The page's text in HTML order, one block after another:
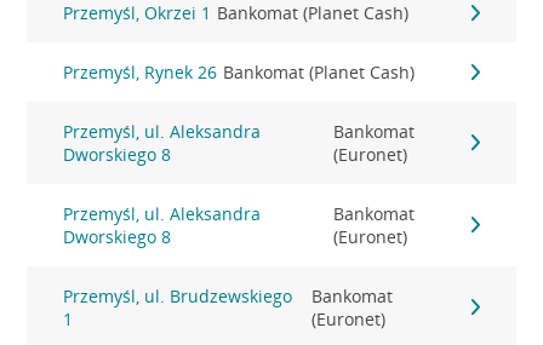
Przemyśl, Okrzei 1 Bankomat (Planet Cash)
Przemyśl, Rynek 26 Bankomat (Planet Cash)
Przemyśl, ul. Aleksandra
Dworskiego 8
Bankomat
(Euronet)
Przemyśl, ul. Aleksandra
Dworskiego 8
Bankomat
(Euronet)
Przemyśl, ul. Brudzewskiego
1
Bankomat
(Euronet)